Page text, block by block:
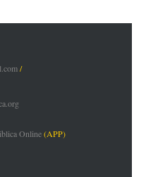
/
Online(APP)